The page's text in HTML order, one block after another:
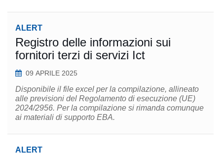
ALERT
Registro delle informazioni sui
fornitori terzi di servizi Ict
09 APRILE 2025
Disponibile il file excel per la compilazione, allineato
alle previsioni del Regolamento di esecuzione (UE)
2024/2956. Per la compilazione si rimanda comunque
ai materiali di supporto EBA.
ALERT